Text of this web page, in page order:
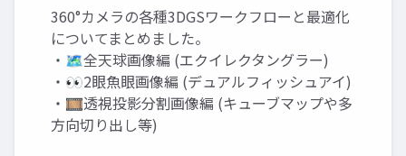
360°カメラの各種3DGSワークフローと最適化
についてまとめました。
・🗺️全天球画像編 (エクイレクタングラー)
・👀2眼魚眼画像編 (デュアルフィッシュアイ)
・🎞️透視投影分割画像編 (キューブマップや多
方向切り出し等)